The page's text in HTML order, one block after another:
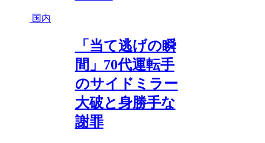
国内
「当て逃げの瞬
間」70代運転手
のサイドミラー
大破と身勝手な
謝罪